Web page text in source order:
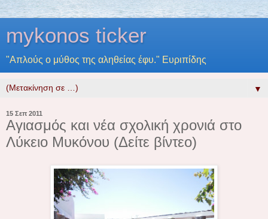
mykonos ticker
"Απλούς ο μύθος της αληθείας έφυ." Ευριπίδης
▼
15 Σεπ 2011
Αγιασμός και νέα σχολική χρονιά στο
Λύκειο Μυκόνου (Δείτε βίντεο)